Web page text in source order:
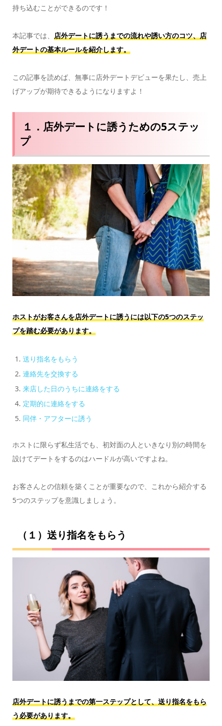
持ち込むことができるのです！
本記事では、 店外デートに誘うまでの流れや誘い方のコツ、店
外デートの基本ルールを紹介します。
この記事を読めば、無事に店外デートデビューを果たし、売上
げアップが期待できるようになりますよ！
１．店外デートに誘うための5ステッ
プ
ホストがお客さんを店外デートに誘うには以下の5つのステッ
プを踏む必要があります。
送り指名をもらう
連絡先を交換する
来店した日のうちに連絡をする
定期的に連絡をする
同伴・アフターに誘う
ホストに限らず私生活でも、初対面の人といきなり別の時間を
設けてデートをするのはハードルが高いですよね。
お客さんとの信頼を築くことが重要なので、これから紹介する
5つのステップを意識しましょう。
（１）送り指名をもらう
店外デートに誘うまでの第一ステップとして、送り指名をもら
う必要があります。